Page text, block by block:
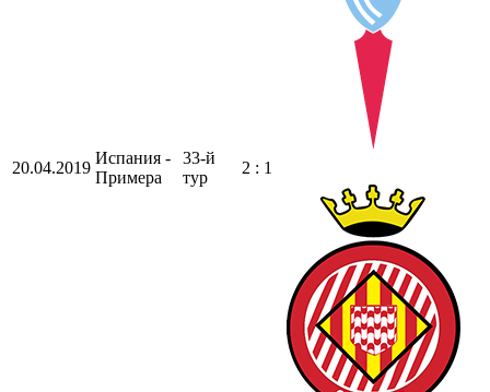
20.04.2019
Испания -
Примера
33-й
тур
2 : 1